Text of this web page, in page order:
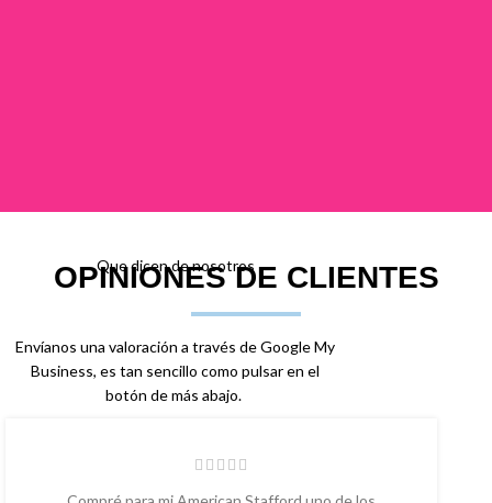
Que dicen de nosotros
OPINIONES DE CLIENTES
Envíanos una valoración a través de Google My
Business, es tan sencillo como pulsar en el
botón de más abajo.